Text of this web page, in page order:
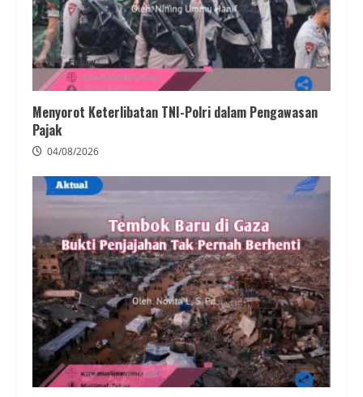
Menyorot Keterlibatan TNI-Polri dalam Pengawasan
Pajak
04/08/2026